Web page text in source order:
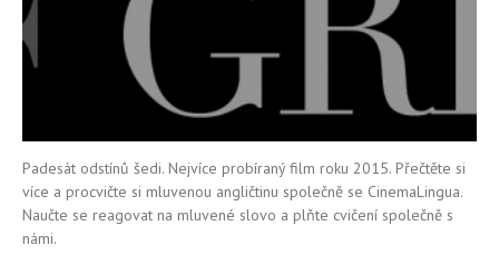
Padesát odstínů šedi. Nejvíce probíraný film roku 2015. Přečtěte si
více a procvičte si mluvenou angličtinu společně se CinemaLingua.
Naučte se reagovat na mluvené slovo a plňte cvičení společně s
námi.